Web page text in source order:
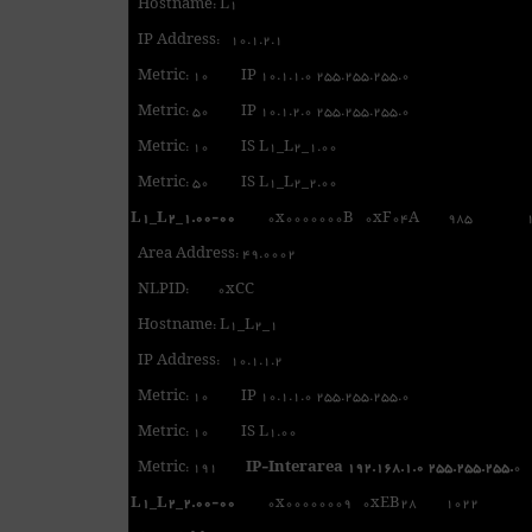
Hostname: L1
IP Address: 10.1.2.1
Metric: 10 IP 10.1.1.0 255.255.255.0
Metric: 50 IP 10.1.2.0 255.255.255.0
Metric: 10 IS L1_L2_1.00
Metric: 50 IS L1_L2_2.00
L1_L2_1.00-00 0x0000000B 0xF04A 985
Area Address: 49.0002
NLPID: 0xCC
Hostname: L1_L2_1
IP Address: 10.1.1.2
Metric: 10 IP 10.1.1.0 255.255.255.0
Metric: 10 IS L1.00
Metric: 191 IP-Interarea 192.168.1.0 255.255.255.0
L1_L2_2.00-00 0x00000009 0xEB28 1022